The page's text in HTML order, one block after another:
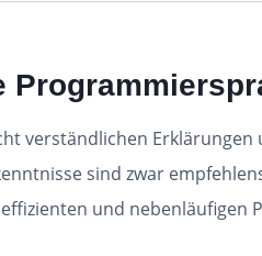
verständlichen
sind zwar
und